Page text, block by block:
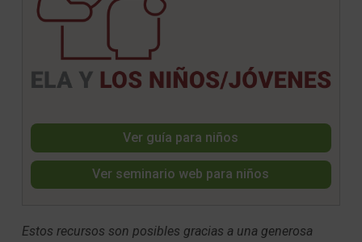
Ver guía para niños
Ver seminario web para niños
Estos recursos son posibles gracias a una generosa